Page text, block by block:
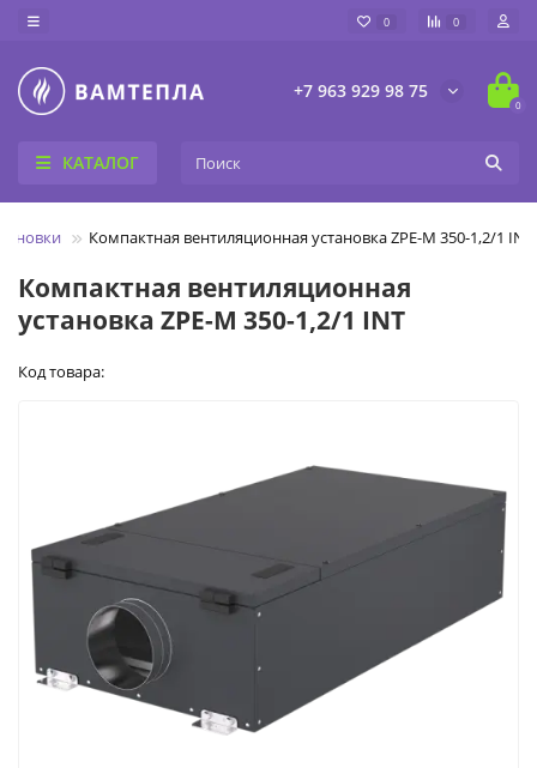
0 0
+7 963 929 98 75
0
КАТАЛОГ
Компактная вентиляционная установка ZPE-M 350-1,2/1 INT
Компактная вентиляционная
установка ZPE-M 350-1,2/1 INT
Код товара: